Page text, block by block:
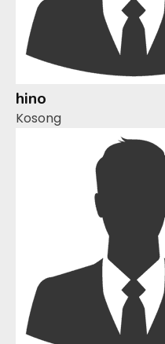
hino
Kosong